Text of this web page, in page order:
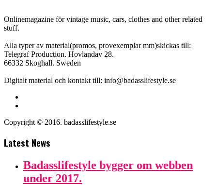
Onlinemagazine för vintage music, cars, clothes and other related
stuff.
Alla typer av material(promos, provexemplar mm)skickas till:
Telegraf Production. Hovlandav 28.
66332 Skoghall. Sweden
Digitalt material och kontakt till: info@badasslifestyle.se
Copyright © 2016. badasslifestyle.se
Latest News
Badasslifestyle bygger om webben
under 2017.